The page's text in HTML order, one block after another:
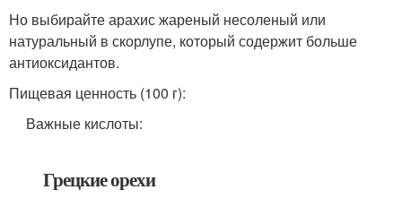
Но выбирайте арахис жареный несоленый или
натуральный в скорлупе, который содержит больше
антиоксидантов.
Пищевая ценность (100 г):
Важные кислоты:
Грецкие орехи